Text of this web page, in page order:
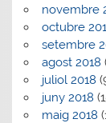
novembre
octubre
setembre
agost 2018
juliol 2018
juny 2018
maig 2018